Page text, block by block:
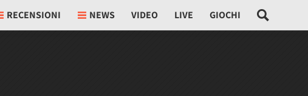
RECENSIONI NEWS VIDEO LIVE GIOCHI